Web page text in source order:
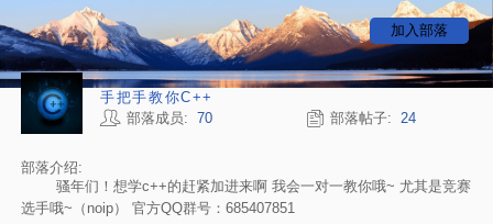
加入部落
手把手教你C++
部落成员: 70 部落帖子: 24
部落介绍:
骚年们！想学c++的赶紧加进来啊 我会一对一教你哦~ 尤其是竞赛
选手哦~（noip） 官方QQ群号：685407851